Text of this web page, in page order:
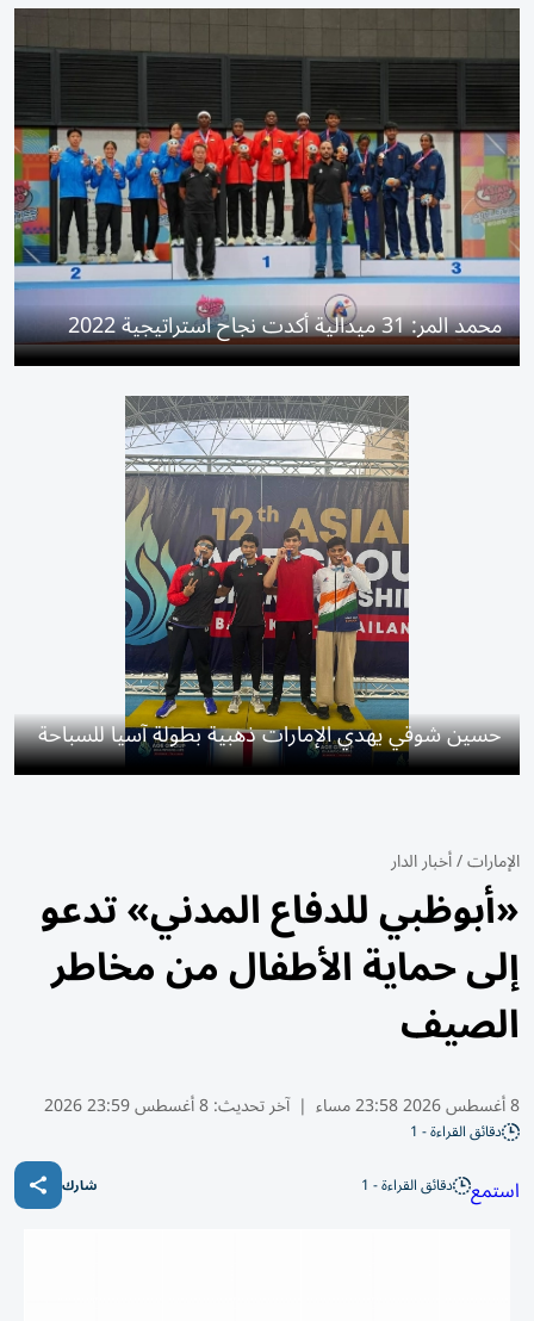
محمد المر: 31 ميدالية أكدت نجاح استراتيجية 2022
حسين شوقي يهدي الإمارات ذهبية بطولة آسيا للسباحة
الإمارات/أخبار الدار
«أبوظبي للدفاع المدني» تدعو
إلى حماية الأطفال من مخاطر
الصيف
8 أغسطس 2026 23:58 مساء | آخر تحديث:8 أغسطس 23:59 2026
دقائق القراءة - 1
استمع دقائق القراءة - 1 شارك